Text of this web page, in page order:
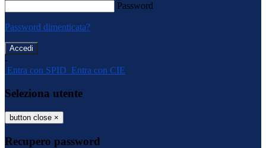
Password
Password dimenticata?
-
Entra con SPID Entra con CIE
Seleziona utente
button close ×
Recupero password